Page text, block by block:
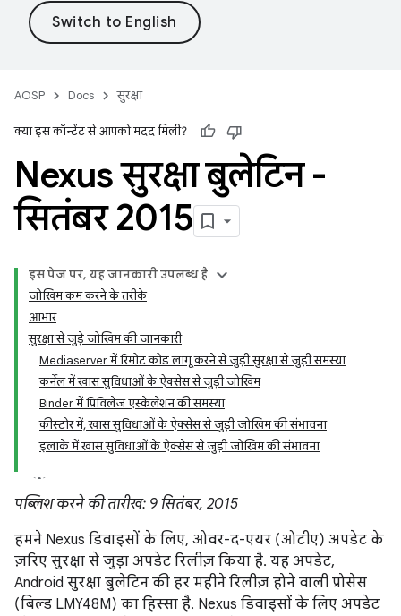
AOSP Docs सुरक्षा
क्या इस कॉन्टेंट से आपको मदद मिली?
Nexus सुरक्षा बुलेटिन -
सितंबर 2015
इस पेज पर, यह जानकारी उपलब्ध है
जोखिम कम करने के तरीके
आभार
सुरक्षा से जुड़े जोखिम की जानकारी
Mediaserver में रिमोट कोड लागू करने से जुड़ी सुरक्षा से जुड़ी समस्या
कर्नेल में खास सुविधाओं के ऐक्सेस से जुड़ी जोखिम
Binder में प्रिविलेज एस्केलेशन की समस्या
कीस्टोर में, खास सुविधाओं के ऐक्सेस से जुड़ी जोखिम की संभावना
इलाके में खास सुविधाओं के ऐक्सेस से जुड़ी जोखिम की संभावना
पब्लिश करने की तारीख: 9 सितंबर, 2015
हमने Nexus डिवाइसों के लिए, ओवर-द-एयर (ओटीए) अपडेट के
ज़रिए सुरक्षा से जुड़ा अपडेट रिलीज़ किया है. यह अपडेट,
Android सुरक्षा बुलेटिन की हर महीने रिलीज़ होने वाली प्रोसेस
(बिल्ड LMY48M) का हिस्सा है. Nexus डिवाइसों के लिए अपडेट